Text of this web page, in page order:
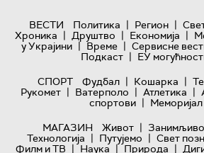
ВЕСТИ Политика | Регион |
Хроника | Друштво | Економија |
у Украјини | Време | Сервисне
Подкаст | ЕУ
СПОРТ
Фудбал | Кошарка |
Рукомет | Ватерполо | Атлетика |
спортови |
МАГАЗИН
Живот |
Технологијa | Путујемо | Свет
Филм и ТВ | Наука | Природа |